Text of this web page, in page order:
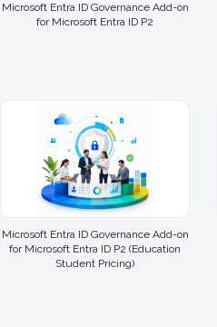
Microsoft Entra ID Governance Add-on
for Microsoft Entra ID P2
Microsoft Entra ID Governance Add-on
for Microsoft Entra ID P2 (Education
Student Pricing)